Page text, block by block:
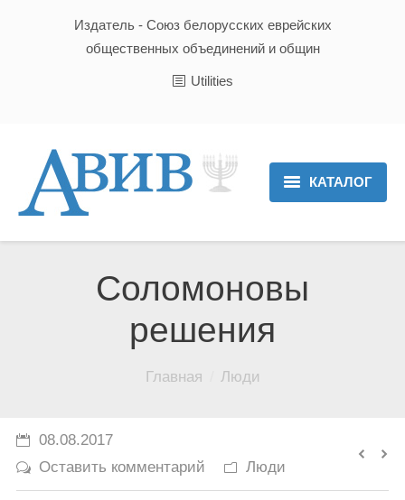
Издатель - Союз белорусских еврейских
общественных объединений и общин
Utilities
КАТАЛОГ
Юмор
Соломоновы
решения
Главная Люди
08.08.2017
Оставить комментарий
Люди